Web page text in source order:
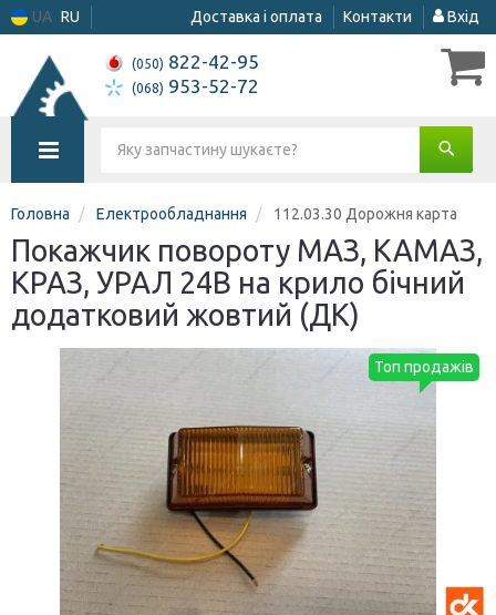
UA RU Доставка і оплата Контакти Вхід
(050) 822-42-95
(068) 953-52-72
Головна Електрообладнання 112.03.30 Дорожня карта
Покажчик повороту МАЗ, КАМАЗ,
КРАЗ, УРАЛ 24В на крило бічний
додатковий жовтий (ДК)
Топ продажів